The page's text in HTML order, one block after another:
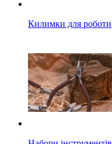
Килимки для роботи